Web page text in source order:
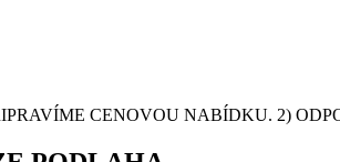
CENOVOU NABÍDKU. 2)